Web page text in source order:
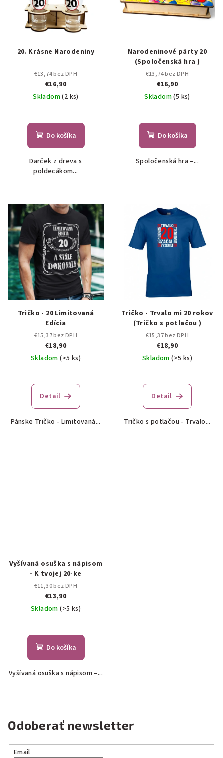
20. Krásne Narodeniny
€13,74 bez DPH
€16,90
Skladom(2 ks)
Do košíka
Darček z dreva s
poldecákom...
Narodeninové párty 20
(Spoločenská hra )
€13,74 bez DPH
€16,90
Skladom(5 ks)
Do košíka
Spoločenská hra –...
Tričko - 20 Limitovaná
Edícia
€15,37 bez DPH
€18,90
Skladom(>5 ks)
Detail
Pánske Tričko - Limitovaná...
Tričko - Trvalo mi 20 rokov
(Tričko s potlačou )
€15,37 bez DPH
€18,90
Skladom(>5 ks)
Detail
Tričko s potlačou - Trvalo...
Vyšívaná osuška s nápisom
- K tvojej 20-ke
€11,30 bez DPH
€13,90
Skladom(>5 ks)
Do košíka
Vyšívaná osuška s nápisom –...
Odoberať newsletter
Email